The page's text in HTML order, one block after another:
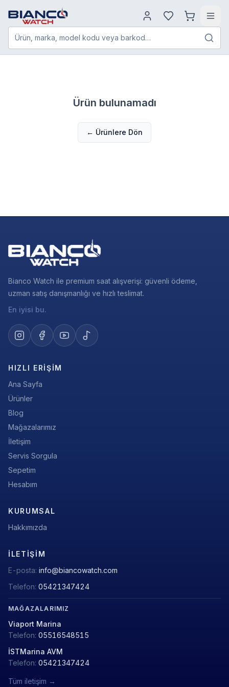
Ürün, marka, model kodu veya barkod…
Ürün bulunamadı
← Ürünlere Dön
Bianco Watch ile premium saat alışverişi: güvenli ödeme,
uzman satış danışmanlığı ve hızlı teslimat.
En iyisi bu.
HIZLI ERIŞIM
Ana Sayfa
Ürünler
Blog
Mağazalarımız
İletişim
Servis Sorgula
Sepetim
Hesabım
KURUMSAL
Hakkımızda
İLETIŞIM
E-posta: info@biancowatch.com
Telefon: 05421347424
MAĞAZALARIMIZ
Viaport Marina
Telefon: 05516548515
İSTMarina AVM
Telefon: 05421347424
Tüm iletişim →